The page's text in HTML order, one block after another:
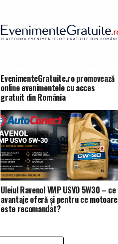
EvenimenteGratuite.ro promovează
online evenimentele cu acces
gratuit din România
Uleiul Ravenol VMP USVO 5W30 – ce
avantaje oferă și pentru ce motoare
este recomandat?